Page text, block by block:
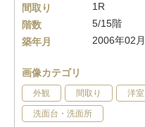
間取り
1R
階数
5/15階
築年月
2006年02月
画像カテゴリ
外観 間取り 洋室
洗面台・洗面所